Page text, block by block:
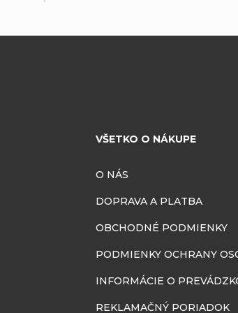
VŠETKO O NÁKUPE
O NÁS
DOPRAVA A PLATBA
OBCHODNÉ PODMIENKY
PODMIENKY OCHRANY
INFORMÁCIE O
REKLAMAČNÝ PORIADOK